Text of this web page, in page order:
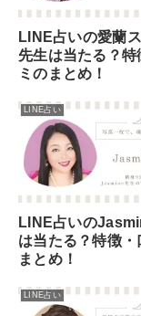
LINE占いの愛蘭
先生は当たる？特
ミのまとめ！
LINE占い
LINE占いの
は当たる？特徴・
まとめ！
LINE占い